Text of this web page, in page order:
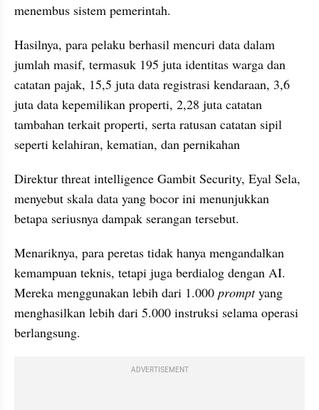
menembus sistem pemerintah.
Hasilnya, para pelaku berhasil mencuri data dalam
jumlah masif, termasuk 195 juta identitas warga dan
catatan pajak, 15,5 juta data registrasi kendaraan, 3,6
juta data kepemilikan properti, 2,28 juta catatan
tambahan terkait properti, serta ratusan catatan sipil
seperti kelahiran, kematian, dan pernikahan
Direktur threat intelligence Gambit Security, Eyal Sela,
menyebut skala data yang bocor ini menunjukkan
betapa seriusnya dampak serangan tersebut.
Menariknya, para peretas tidak hanya mengandalkan
kemampuan teknis, tetapi juga berdialog dengan AI.
Mereka menggunakan lebih dari 1.000 prompt yang
menghasilkan lebih dari 5.000 instruksi selama operasi
berlangsung.
ADVERTISEMENT